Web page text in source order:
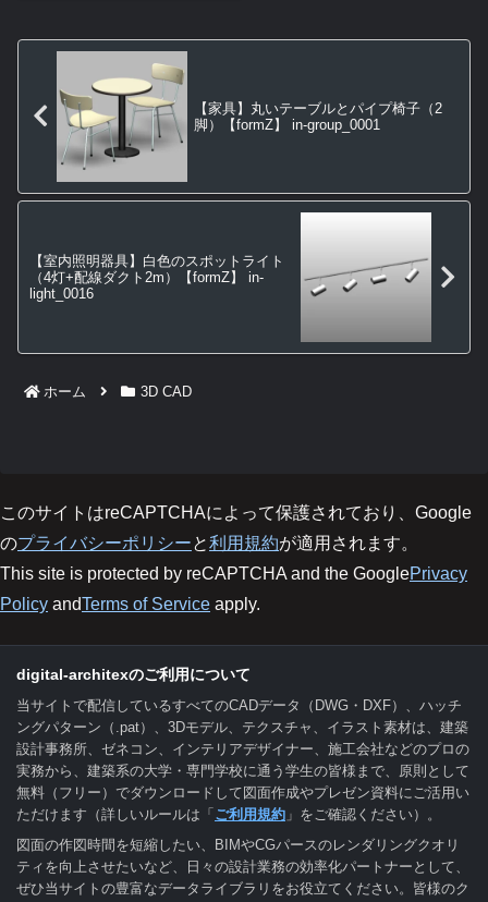
【家具】丸いテーブルとパイプ椅子（2
脚）【formZ】 in-group_0001
【室内照明器具】白色のスポットライト
（4灯+配線ダクト2m）【formZ】 in-
light_0016
ホーム 3D CAD
このサイトはreCAPTCHAによって保護されており、Google
のプライバシーポリシーと利用規約が適用されます。
This site is protected by reCAPTCHA and the GooglePrivacy
Policy andTerms of Service apply.
digital-architexのご利用について
当サイトで配信しているすべてのCADデータ（DWG・DXF）、ハッチ
ングパターン（.pat）、3Dモデル、テクスチャ、イラスト素材は、建築
設計事務所、ゼネコン、インテリアデザイナー、施工会社などのプロの
実務から、建築系の大学・専門学校に通う学生の皆様まで、原則として
無料（フリー）でダウンロードして図面作成やプレゼン資料にご活用い
ただけます（詳しいルールは「ご利用規約 」をご確認ください）。
図面の作図時間を短縮したい、BIMやCGパースのレンダリングクオリ
ティを向上させたいなど、日々の設計業務の効率化パートナーとして、
ぜひ当サイトの豊富なデータライブラリをお役立てください。皆様のク